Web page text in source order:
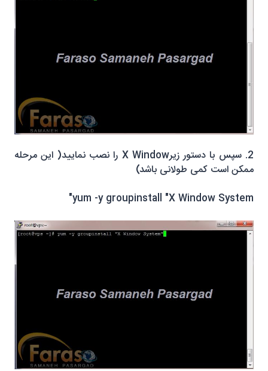
2. سپس با دستور زیرX Window را نصب نمایید( این مرحله
ممکن است کمی طولانی باشد)
yum -y groupinstall "X Window System"